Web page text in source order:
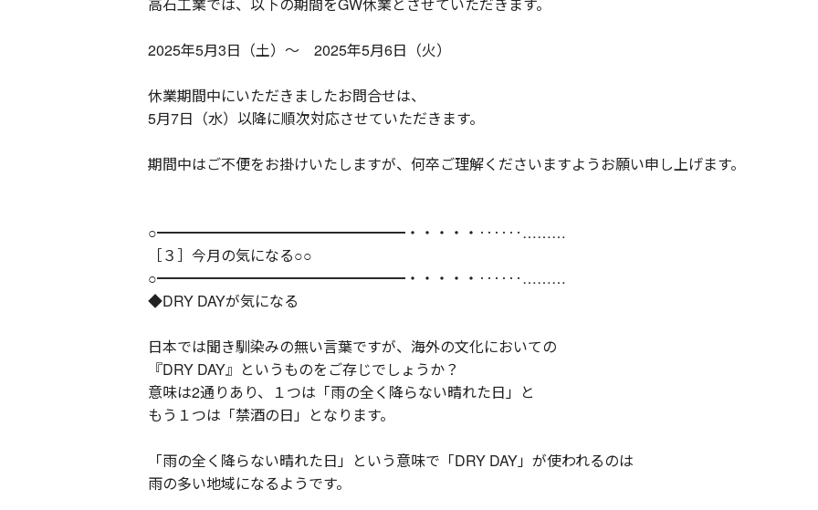
2025年5月3日（土）～ 2025年5月6日（火）
休業期間中にいただきましたお問合せは、
5月7日（水）以降に順次対応させていただきます。
期間中はご不便をお掛けいたしますが、何卒ご理解くださいますようお願い申し上げます。
○━━━━━━━━━━━━━━━━━・・・・・‥‥‥………
［３］今月の気になる○○
○━━━━━━━━━━━━━━━━━・・・・・‥‥‥………
◆DRY DAYが気になる
日本では聞き馴染みの無い言葉ですが、海外の文化においての
『DRY DAY』というものをご存じでしょうか？
意味は2通りあり、１つは「雨の全く降らない晴れた日」と
もう１つは「禁酒の日」となります。
「雨の全く降らない晴れた日」という意味で「DRY DAY」が使われるのは
雨の多い地域になるようです。